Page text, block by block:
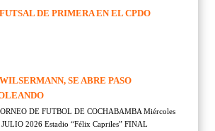
FUTSAL DE PRIMERA EN EL CPDO
WILSERMANN, SE ABRE PASO
DE FUTBOL DE COCHABAMBA Miércoles
2026 Estadio “Félix Capriles” FINAL